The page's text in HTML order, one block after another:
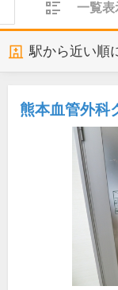
一覧表
駅から近い順
熊本血管外科